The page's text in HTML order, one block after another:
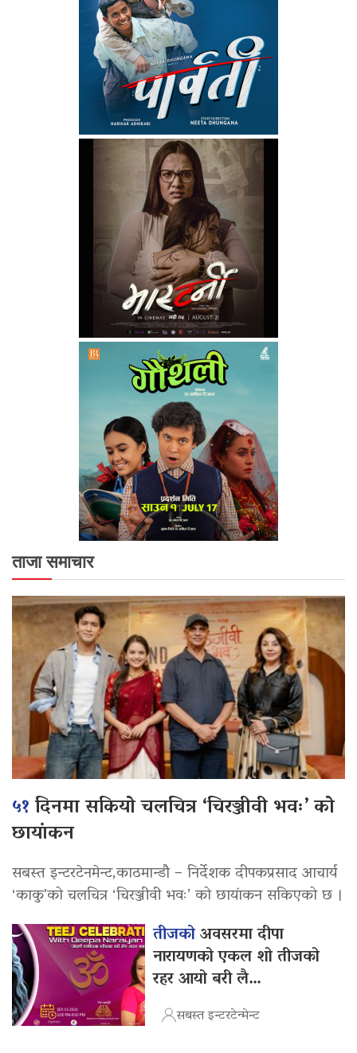
ताजा समाचार
५१दिनमा सकियो चलचित्र ‘चिरञ्जीवी भवः’ को
छायांकन
सबस्त इन्टरटेनमेन्ट,काठमान्डौ – निर्देशक दीपकप्रसाद आचार्य
‘काकु’को चलचित्र ‘चिरञ्जीवी भवः’ को छायांकन सकिएको छ ।
तीजकोअवसरमा दीपा
नारायणको एकल शो तीजको
रहर आयो बरी लै…
सबस्त इन्टरटेन्मेन्ट